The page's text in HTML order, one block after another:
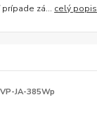
zá... celý popis
JA-385Wp